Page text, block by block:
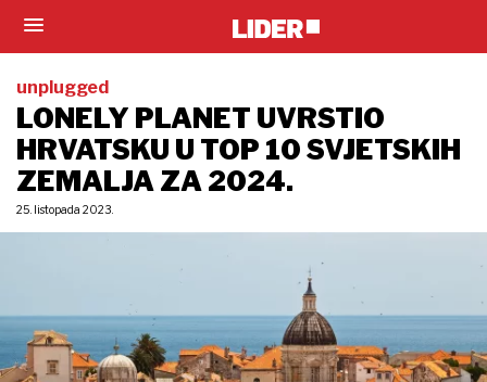
unplugged
LONELY PLANET UVRSTIO
HRVATSKU U TOP 10 SVJETSKIH
ZEMALJA ZA 2024.
25. listopada 2023.